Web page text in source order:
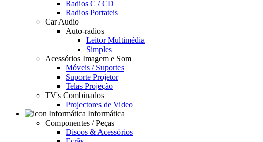
Radios C / CD
Radios Portateis
Car Audio
Auto-radios
Leitor Multimédia
Simples
Acessórios Imagem e Som
Móveis / Suportes
Suporte Projetor
Telas Projeção
TV's Combinados
Projectores de Video
Informática
Componentes / Peças
Discos & Acessórios